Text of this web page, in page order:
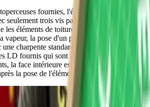
fournies, l'élément se fixe
seulement trois vis par point d'appui ;
les éléments de toiture de Kingspan Unidek
vapeur, la pose d'un pare-vapeur n'est pas
charpente standard ;
LD fournis qui sont posés préalablement
la face intérieure est d'emblée esthétique et
la pose de l'élément.